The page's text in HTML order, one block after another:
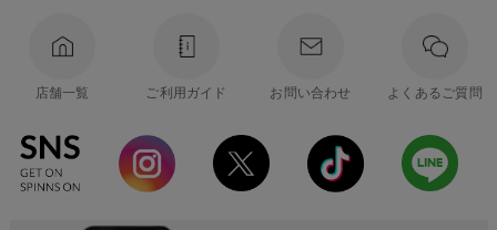
店舗一覧 ご利用ガイド お問い合わせ よくあるご質問